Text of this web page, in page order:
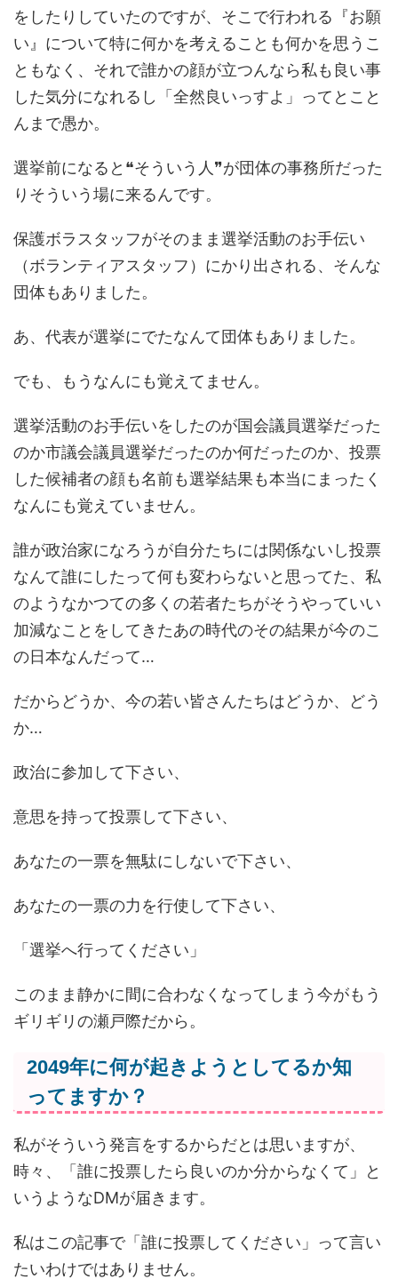
をしたりしていたのですが、そこで行われる『お願
い』について特に何かを考えることも何かを思うこ
ともなく、それで誰かの顔が立つんなら私も良い事
した気分になれるし「全然良いっすよ」ってとこと
んまで愚か。
選挙前になると❝そういう人❞が団体の事務所だった
りそういう場に来るんです。
保護ボラスタッフがそのまま選挙活動のお手伝い
（ボランティアスタッフ）にかり出される、そんな
団体もありました。
あ、代表が選挙にでたなんて団体もありました。
でも、もうなんにも覚えてません。
選挙活動のお手伝いをしたのが国会議員選挙だった
のか市議会議員選挙だったのか何だったのか、投票
した候補者の顔も名前も選挙結果も本当にまったく
なんにも覚えていません。
誰が政治家になろうが自分たちには関係ないし投票
なんて誰にしたって何も変わらないと思ってた、私
のようなかつての多くの若者たちがそうやっていい
加減なことをしてきたあの時代のその結果が今のこ
の日本なんだって…
だからどうか、今の若い皆さんたちはどうか、どう
か…
政治に参加して下さい、
意思を持って投票して下さい、
あなたの一票を無駄にしないで下さい、
あなたの一票の力を行使して下さい、
「選挙へ行ってください」
このまま静かに間に合わなくなってしまう今がもう
ギリギリの瀬戸際だから。
2049年に何が起きようとしてるか知
ってますか？
私がそういう発言をするからだとは思いますが、
時々、「誰に投票したら良いのか分からなくて」と
いうようなDMが届きます。
私はこの記事で「誰に投票してください」って言い
たいわけではありません。